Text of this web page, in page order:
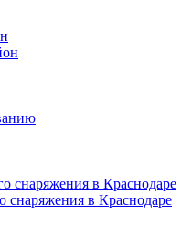
снаряжения в Краснодаре
снаряжения в Краснодаре